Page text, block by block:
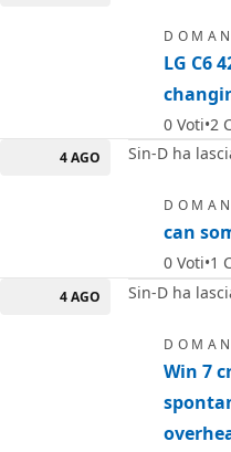
LG C6
0 Voti 2
4 AGO Sin-D ha
can
0 Voti 1
4 AGO Sin-D ha
Win 7